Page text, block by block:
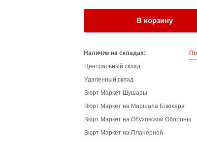
В корзину
Наличие на складах:
Центральный склад
Удаленный склад
Вюрт Маркет Шушары
Вюрт Маркет на Маршала Блюхера
Вюрт Маркет на Обуховской Обороны
Вюрт Маркет на Планерной